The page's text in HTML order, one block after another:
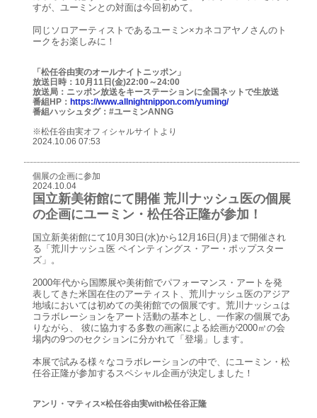
すが、ユーミンとの対面は今回初めて。
同じソロアーティストであるユーミン×カネコアヤノさんのト
ークをお楽しみに！
「松任谷由実のオールナイトニッポン」
放送日時：10月11日(金)22:00～24:00
放送局：ニッポン放送をキーステーションに全国ネットで生放送
番組HP： https://www.allnightnippon.com/yuming/
番組ハッシュタグ：#ユーミンANNG
※松任谷由実オフィシャルサイトより
2024.10.06 07:53
個展の企画に参加
2024.10.04
国立新美術館にて開催 荒川ナッシュ医の個展
の企画にユーミン・松任谷正隆が参加！
国立新美術館にて10月30日(水)から12月16日(月)まで開催され
る「荒川ナッシュ医 ペインティングス・アー・ポップスター
ズ」。
2000年代から国際展や美術館でパフォーマンス・アートを発
表してきた米国在住のアーティスト、荒川ナッシュ医のアジア
地域においては初めての美術館での個展です。荒川ナッシュは
コラボレーションをアート活動の基本とし、一作家の個展であ
りながら、 彼に協力する多数の画家による絵画が2000㎡の会
場内の9つのセクションに分かれて「登場」します。
本展で試みる様々なコラボレーションの中で、にユーミン・松
任谷正隆が参加するスペシャル企画が決定しました！
アンリ・マティス×松任谷由実with松任谷正隆